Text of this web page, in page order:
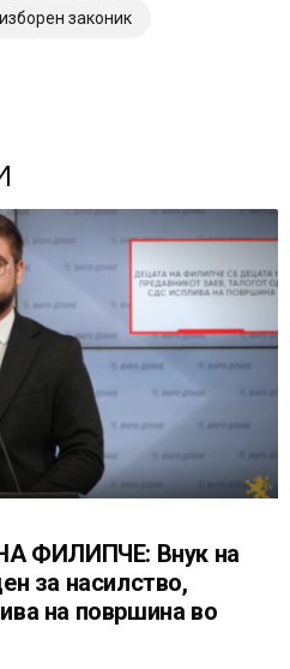
изборен законик
ФИЛИПЧЕ: Внук на
за насилство,
на површина во